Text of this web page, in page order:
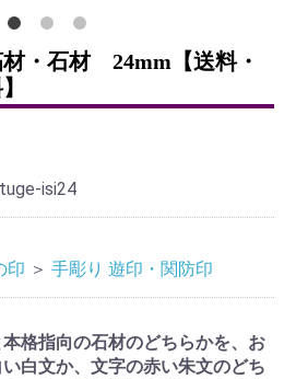
・石材 24mm【送料・
isi24
印 ＞ 手彫り 遊印・関防印
格指向の石材のどちらかを、お
白文か、文字の赤い朱文のどち